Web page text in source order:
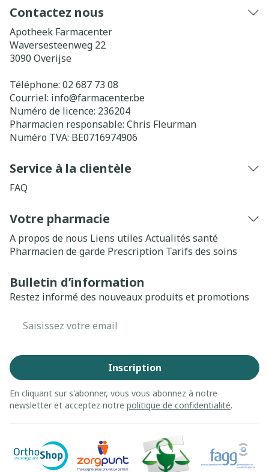
Contactez nous
Apotheek Farmacenter
Waversesteenweg 22
3090 Overijse
Téléphone: 02 687 73 08
Courriel: info@farmacenter.be
Numéro de licence: 236204
Pharmacien responsable: Chris Fleurman
Numéro TVA: BE0716974906
Service à la clientèle
FAQ
Votre pharmacie
A propos de nous Liens utiles Actualités santé
Pharmacien de garde Prescription Tarifs des soins
Bulletin d’information
Restez informé des nouveaux produits et promotions
Inscription
En cliquant sur s'abonner, vous vous abonnez à notre
newsletter et acceptez notre politique de confidentialité.